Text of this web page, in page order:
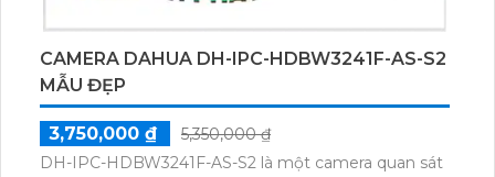
CAMERA DAHUA DH-IPC-HDBW3241F-AS-S2
MẪU ĐẸP
3,750,000 ₫
5,350,000 ₫
DH-IPC-HDBW3241F-AS-S2 là một camera quan sát